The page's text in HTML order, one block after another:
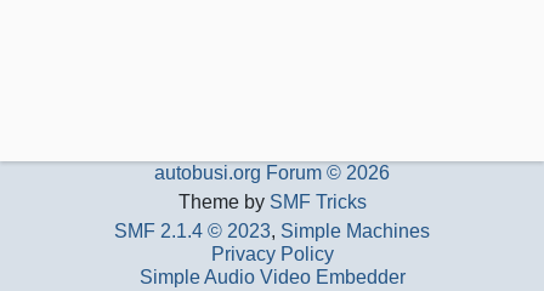
autobusi.org Forum © 2026
Theme by SMF Tricks
SMF 2.1.4 © 2023, Simple Machines
Privacy Policy
Simple Audio Video Embedder